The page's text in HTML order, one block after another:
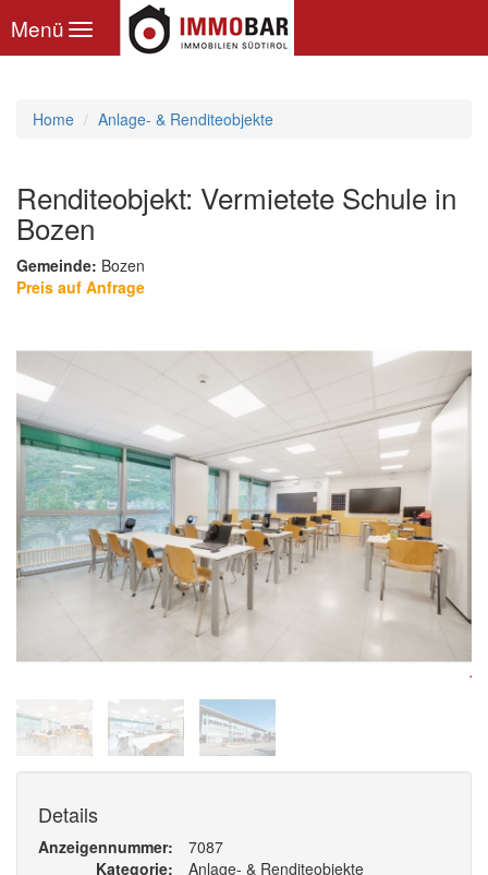
Toggle
navigation
Menü
Home Anlage- & Renditeobjekte
Renditeobjekt: Vermietete Schule in
Bozen
Gemeinde: Bozen
Preis auf Anfrage
Details
Anzeigennummer
7087
Kategorie
Anlage- & Renditeobjekte